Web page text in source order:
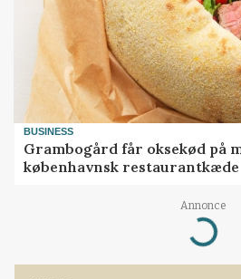
BUSINESS
Grambogård får oksekød på
københavnsk restaurantkæde
Annonce
Loading...